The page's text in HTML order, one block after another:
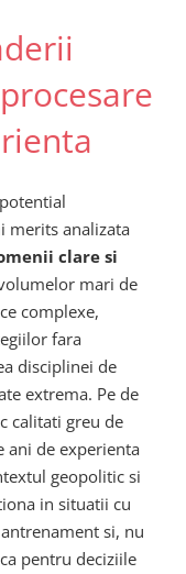
merits analizata
clare si
mari de
complexe,
fara
disciplinei de
extrema. Pe de
calitati greu de
ani de experienta
geopolitic si
in situatii cu
si, nu
pentru deciziile